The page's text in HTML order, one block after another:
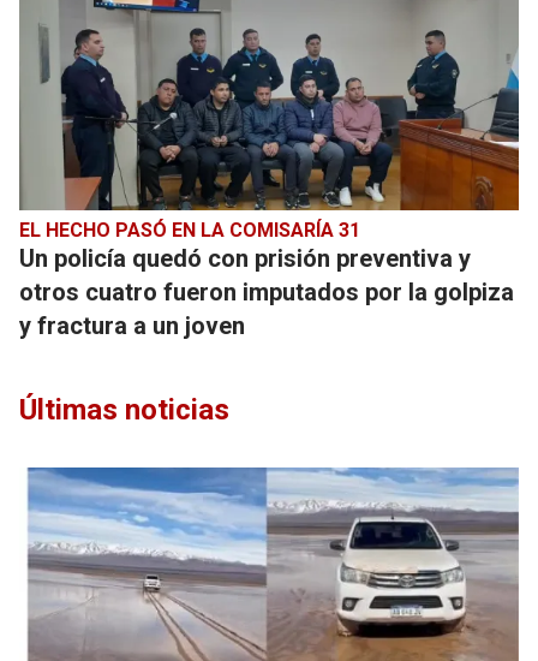
EL HECHO PASÓ EN LA COMISARÍA 31
Un policía quedó con prisión preventiva y
otros cuatro fueron imputados por la golpiza
y fractura a un joven
Últimas noticias